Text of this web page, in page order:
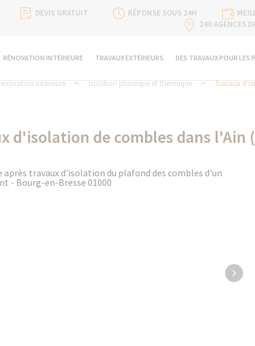
DEVIS GRATUIT RÉPONSE SOUS 24H
240 AGENCES
RÉNOVATION INTÉRIEURE TRAVAUX EXTÉRIEURS DES TRAVAUX POUR LES
intérieure Isolation phonique et thermique Travaux
d'isolation de combles dans l'Ain